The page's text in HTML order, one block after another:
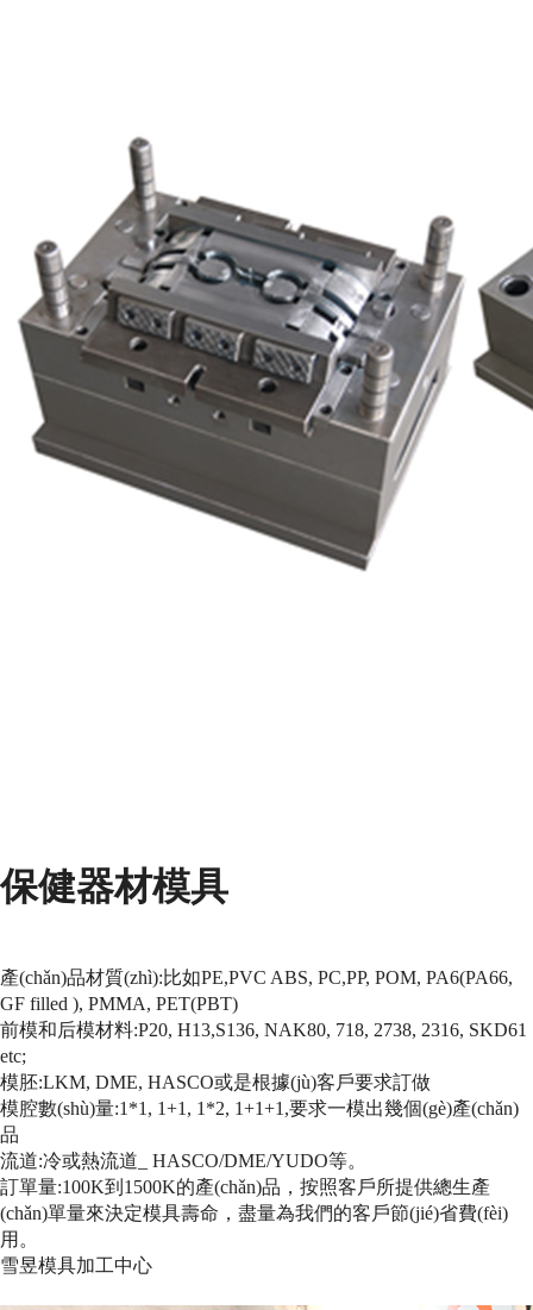
保健器材模具
產(chǎn)品材質(zhì):比如PE,PVC ABS, PC,PP, POM, PA6(PA66,
GF filled ), PMMA, PET(PBT)
前模和后模材料:P20, H13,S136, NAK80, 718, 2738, 2316, SKD61
etc;
模胚:LKM, DME, HASCO或是根據(jù)客戶要求訂做
模腔數(shù)量:1*1, 1+1, 1*2, 1+1+1,要求一模出幾個(gè)產(chǎn)
品
流道:冷或熱流道_ HASCO/DME/YUDO等。
訂單量:100K到1500K的產(chǎn)品，按照客戶所提供總生產
(chǎn)單量來決定模具壽命，盡量為我們的客戶節(jié)省費(fèi)
用。
雪昱模具加工中心